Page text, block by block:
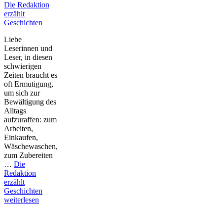
Die Redaktion
erzählt
Geschichten
Liebe
Leserinnen und
Leser, in diesen
schwierigen
Zeiten braucht es
oft Ermutigung,
um sich zur
Bewältigung des
Alltags
aufzuraffen: zum
Arbeiten,
Einkaufen,
Wäschewaschen,
zum Zubereiten
… Die
Redaktion
erzählt
Geschichten
weiterlesen